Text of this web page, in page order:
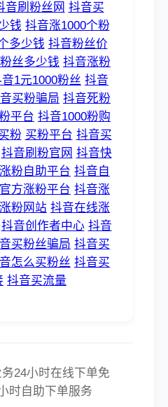
音刷粉丝网 抖音买
钱 抖音涨1000个粉
多少钱 抖音粉丝价
丝多少钱 抖音涨粉
1元1000粉丝 抖音
买粉骗局 抖音死粉
平台 抖音1000粉购
粉 买粉平台 抖音买
抖音刷粉官网 抖音快
粉自助平台 抖音自
方涨粉平台 抖音涨
粉网站 抖音在线涨
抖音创作者中心 抖音
买粉丝骗局 抖音买
怎么买粉丝 抖音买
抖音买流量
24小时在线下单免
时自助下单服务